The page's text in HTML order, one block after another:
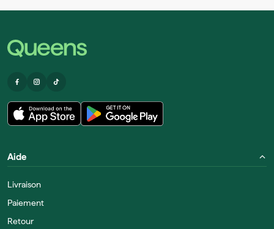
Aide
Livraison
Paiement
Retour